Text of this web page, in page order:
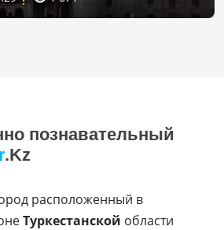
познавательный
.Kz
расположенный в
Туркестанской области